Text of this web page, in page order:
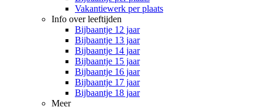
Vakantiewerk per plaats
Info over leeftijden
Bijbaantje 12 jaar
Bijbaantje 13 jaar
Bijbaantje 14 jaar
Bijbaantje 15 jaar
Bijbaantje 16 jaar
Bijbaantje 17 jaar
Bijbaantje 18 jaar
Meer